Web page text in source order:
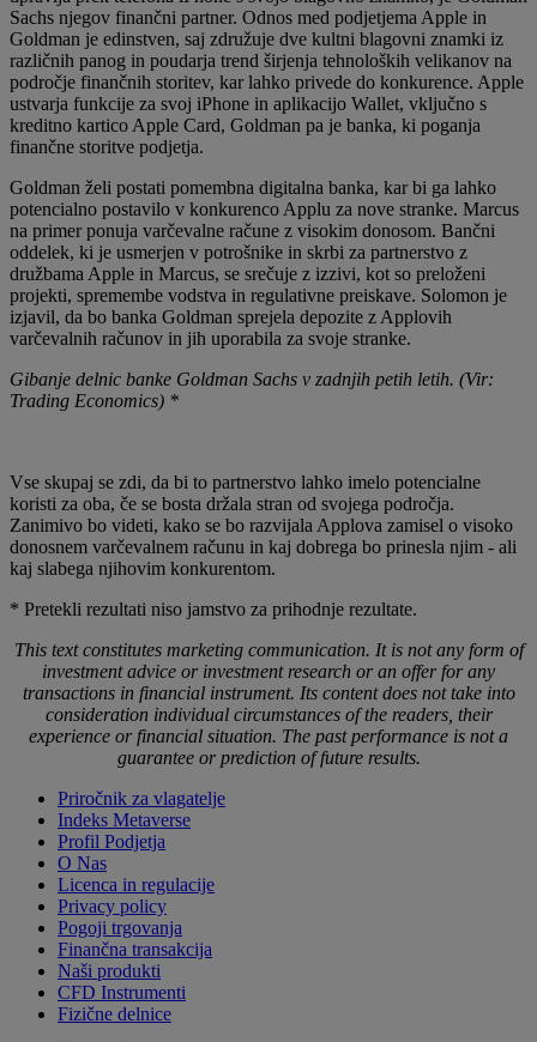
Sachs njegov finančni partner. Odnos med podjetjema Apple in
Goldman je edinstven, saj združuje dve kultni blagovni znamki iz
različnih panog in poudarja trend širjenja tehnoloških velikanov na
področje finančnih storitev, kar lahko privede do konkurence. Apple
ustvarja funkcije za svoj iPhone in aplikacijo Wallet, vključno s
kreditno kartico Apple Card, Goldman pa je banka, ki poganja
finančne storitve podjetja.
Goldman želi postati pomembna digitalna banka, kar bi ga lahko
potencialno postavilo v konkurenco Applu za nove stranke. Marcus
na primer ponuja varčevalne račune z visokim donosom. Bančni
oddelek, ki je usmerjen v potrošnike in skrbi za partnerstvo z
družbama Apple in Marcus, se srečuje z izzivi, kot so preloženi
projekti, spremembe vodstva in regulativne preiskave. Solomon je
izjavil, da bo banka Goldman sprejela depozite z Applovih
varčevalnih računov in jih uporabila za svoje stranke.
Gibanje delnic banke Goldman Sachs v zadnjih petih letih. (Vir:
Trading Economics) *
Vse skupaj se zdi, da bi to partnerstvo lahko imelo potencialne
koristi za oba, če se bosta držala stran od svojega področja.
Zanimivo bo videti, kako se bo razvijala Applova zamisel o visoko
donosnem varčevalnem računu in kaj dobrega bo prinesla njim - ali
kaj slabega njihovim konkurentom.
* Pretekli rezultati niso jamstvo za prihodnje rezultate.
This text constitutes marketing communication. It is not any form of
investment advice or investment research or an offer for any
transactions in financial instrument. Its content does not take into
consideration individual circumstances of the readers, their
experience or financial situation. The past performance is not a
guarantee or prediction of future results.
Priročnik za vlagatelje
Indeks Metaverse
Profil Podjetja
O Nas
Licenca in regulacije
Privacy policy
Pogoji trgovanja
Finančna transakcija
Naši produkti
CFD Instrumenti
Fizične delnice